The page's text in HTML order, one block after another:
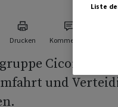
Drucken Kommentare
Cicor hat
und
Liste